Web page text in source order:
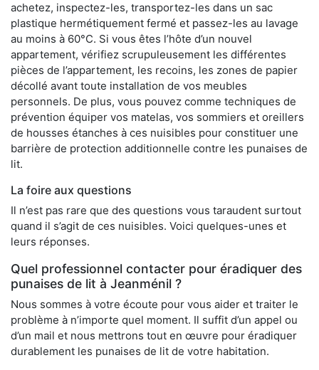
achetez, inspectez-les, transportez-les dans un sac
plastique hermétiquement fermé et passez-les au lavage
au moins à 60°C. Si vous êtes l’hôte d’un nouvel
appartement, vérifiez scrupuleusement les différentes
pièces de l’appartement, les recoins, les zones de papier
décollé avant toute installation de vos meubles
personnels. De plus, vous pouvez comme techniques de
prévention équiper vos matelas, vos sommiers et oreillers
de housses étanches à ces nuisibles pour constituer une
barrière de protection additionnelle contre les punaises de
lit.
La foire aux questions
Il n’est pas rare que des questions vous taraudent surtout
quand il s’agit de ces nuisibles. Voici quelques-unes et
leurs réponses.
Quel professionnel contacter pour éradiquer des
punaises de lit à Jeanménil ?
Nous sommes à votre écoute pour vous aider et traiter le
problème à n’importe quel moment. Il suffit d’un appel ou
d’un mail et nous mettrons tout en œuvre pour éradiquer
durablement les punaises de lit de votre habitation.